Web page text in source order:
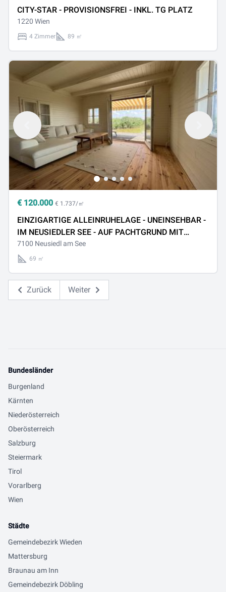
CITY-STAR - PROVISIONSFREI - INKL. TG PLATZ
1220 Wien
4 Zimmer 89 ㎡
€ 120.000 € 1.737/㎡
EINZIGARTIGE ALLEINRUHELAGE - UNEINSEHBAR -
IM NEUSIEDLER SEE - AUF PACHTGRUND MIT
BOOTSANLEGEPLATZ
7100 Neusiedl am See
69 ㎡
Zurück Weiter
Bundesländer
Burgenland
Kärnten
Niederösterreich
Oberösterreich
Salzburg
Steiermark
Tirol
Vorarlberg
Wien
Städte
Gemeindebezirk Wieden
Mattersburg
Braunau am Inn
Gemeindebezirk Döbling